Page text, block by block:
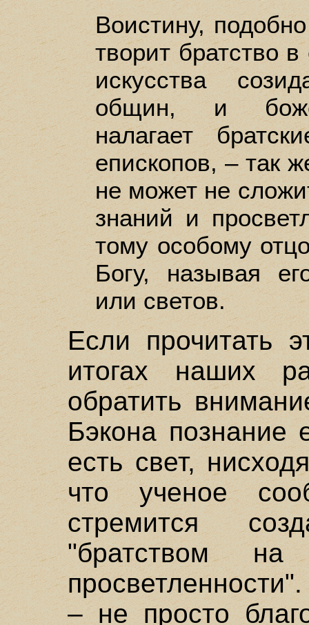
Воистину,
творит братство
искусства
общин, и
налагает
епископов, – так
не может не
знаний и
тому особому
Богу, называя
или светов.
Если прочитать
итогах наших
обратить
Бэкона познание
есть свет,
что ученое
стремится
"братством
– не просто